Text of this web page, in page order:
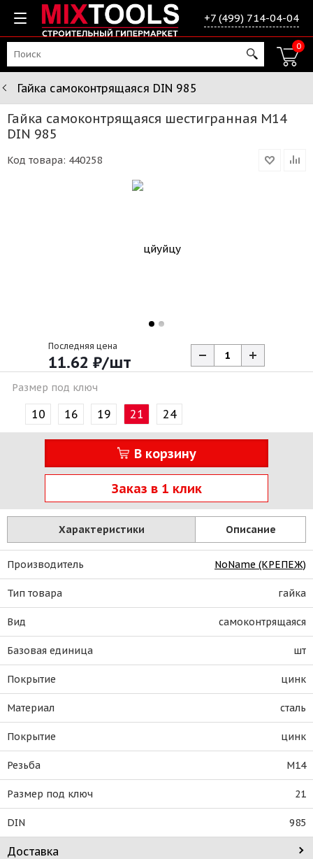
+7 (499) 714-04-04
0
Гайка самоконтрящаяся DIN 985
Гайка самоконтрящаяся шестигранная М14
DIN 985
Код товара: 440258
Последняя цена
11.62 ₽/шт
Размер под ключ
10 16 19 21 24
В корзину
Заказ в 1 клик
Характеристики Описание
Производитель NoName (КРЕПЕЖ)
Тип товара гайка
Вид самоконтрящаяся
Базовая единица шт
Покрытие цинк
Материал сталь
Покрытие цинк
Резьба М14
Размер под ключ 21
DIN 985
Доставка